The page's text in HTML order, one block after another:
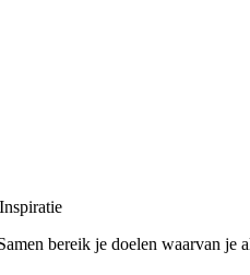
Inspiratie
bereik je doelen waarvan je